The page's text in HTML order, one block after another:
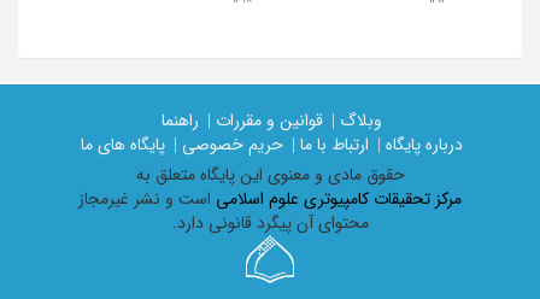
وبلاگ | قوانین و مقررات |
راهنما
درباره پایگاه |
ارتباط با ما | حریم خصوصی |
پایگاه های ما
حقوق مادی و معنوی اين پايگاه متعلق به
مرکز تحقیقات کامپیوتری علوم اسلامی است و نشر غیرمجاز
محتوای آن پیگرد قانونی دارد.